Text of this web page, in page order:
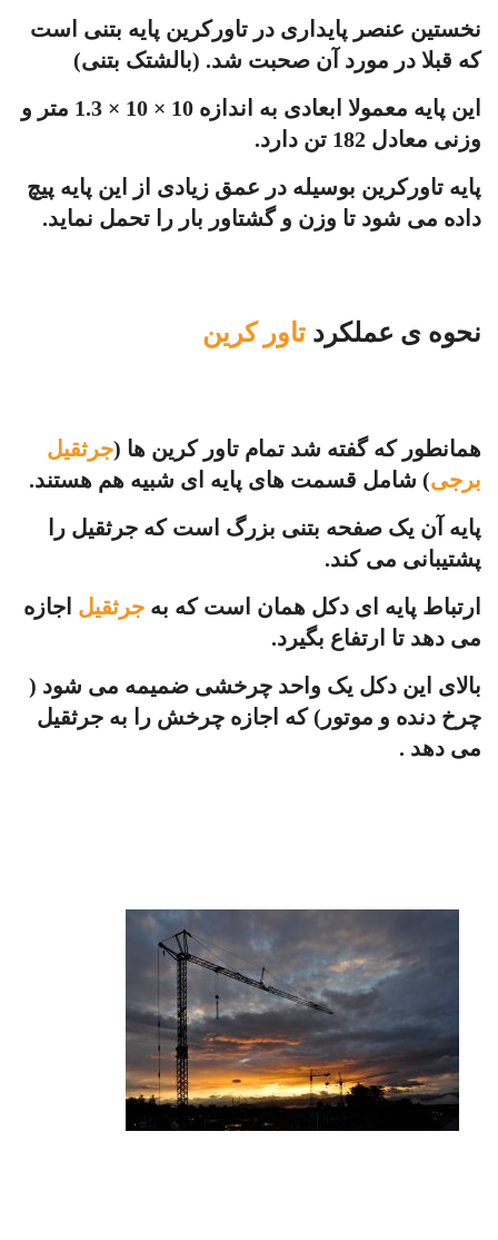
نخستین عنصر پایداری در تاورکرین پایه بتنی است
که قبلا در مورد آن صحبت شد. (بالشتک بتنی)
این پایه معمولا ابعادی به اندازه 10 × 10 × 1.3 متر و
وزنی معادل 182 تن دارد.
پایه تاورکرین بوسیله در عمق زیادی از این پایه پیچ
داده می شود تا وزن و گشتاور بار را تحمل نماید.
نحوه ی عملکرد تاور کرین
همانطور که گفته شد تمام تاور کرین ها (جرثقیل
برجی) شامل قسمت های پایه ای شبیه هم هستند.
پایه آن یک صفحه بتنی بزرگ است که جرثقیل را
پشتیبانی می کند.
ارتباط پایه ای دکل همان است که به جرثقیل اجازه
می دهد تا ارتفاع بگیرد.
بالای این دکل یک واحد چرخشی ضمیمه می شود (
چرخ دنده و موتور) که اجازه چرخش را به جرثقیل
می دهد .